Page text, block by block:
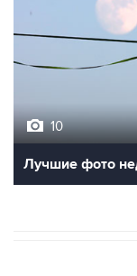
10
Лучшие фото